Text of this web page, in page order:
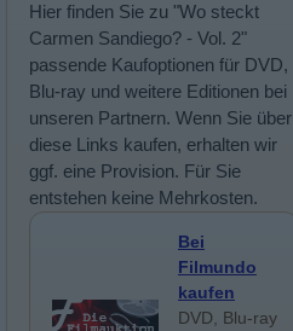
Hier finden Sie zu "Wo steckt
Carmen Sandiego? - Vol. 2"
passende Kaufoptionen für DVD,
Blu-ray und weitere Editionen bei
unseren Partnern. Wenn Sie über
diese Links kaufen, erhalten wir
ggf. eine Provision. Für Sie
entstehen keine Mehrkosten.
Bei
Filmundo
kaufen
DVD, Blu-ray